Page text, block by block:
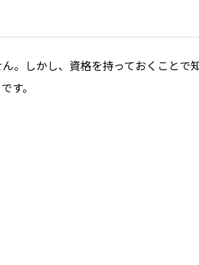
。しかし、資格を持っておくこと
す。